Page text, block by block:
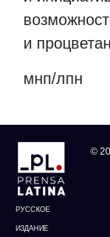
и
мнп/лпн
РУССКОЕ
ИЗДАНИЕ
©